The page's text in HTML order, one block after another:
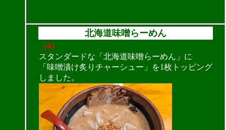
北海道味噌らーめん
（4）
スタンダードな「北海道味噌らーめん」に
「味噌漬け炙りチャーシュー」を1枚トッピング
しました。